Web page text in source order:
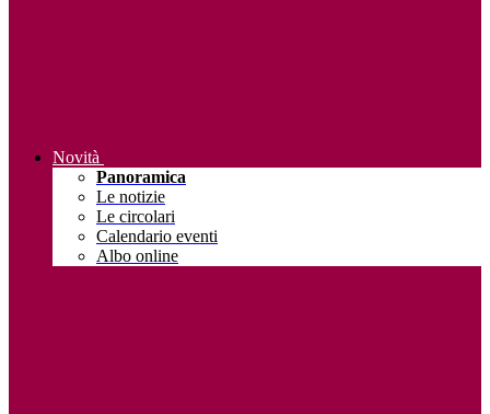
Novità
Panoramica
Le notizie
Le circolari
Calendario eventi
Albo online